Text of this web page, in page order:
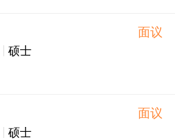
面议
硕士
面议
硕士